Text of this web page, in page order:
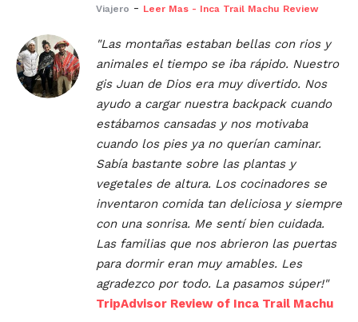
Viajero - Leer Mas - Inca Trail Machu Review
"Las montañas estaban bellas con rios y
animales el tiempo se iba rápido. Nuestro
gis Juan de Dios era muy divertido. Nos
ayudo a cargar nuestra backpack cuando
estábamos cansadas y nos motivaba
cuando los pies ya no querían caminar.
Sabía bastante sobre las plantas y
vegetales de altura. Los cocinadores se
inventaron comida tan deliciosa y siempre
con una sonrisa. Me sentí bien cuidada.
Las familias que nos abrieron las puertas
para dormir eran muy amables. Les
agradezco por todo. La pasamos súper!"
TripAdvisor Review of Inca Trail Machu